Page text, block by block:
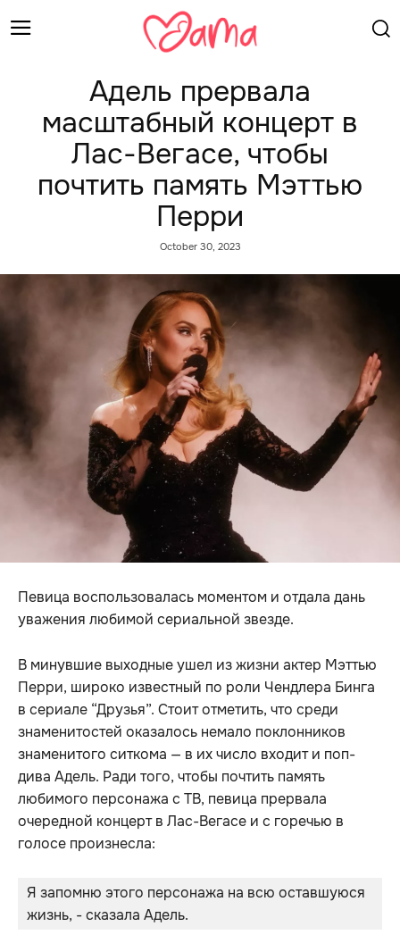
Адель прервала
масштабный концерт в
Лас-Вегасе, чтобы
почтить память Мэттью
Перри
October 30, 2023
Певица воспользовалась моментом и отдала дань
уважения любимой сериальной звезде.
В минувшие выходные ушел из жизни актер Мэттью
Перри, широко известный по роли Чендлера Бинга
в сериале “Друзья”. Стоит отметить, что среди
знаменитостей оказалось немало поклонников
знаменитого ситкома — в их число входит и поп-
дива Адель. Ради того, чтобы почтить память
любимого персонажа с ТВ, певица прервала
очередной концерт в Лас-Вегасе и с горечью в
голосе произнесла:
Я запомню этого персонажа на всю оставшуюся
жизнь, - сказала Адель.